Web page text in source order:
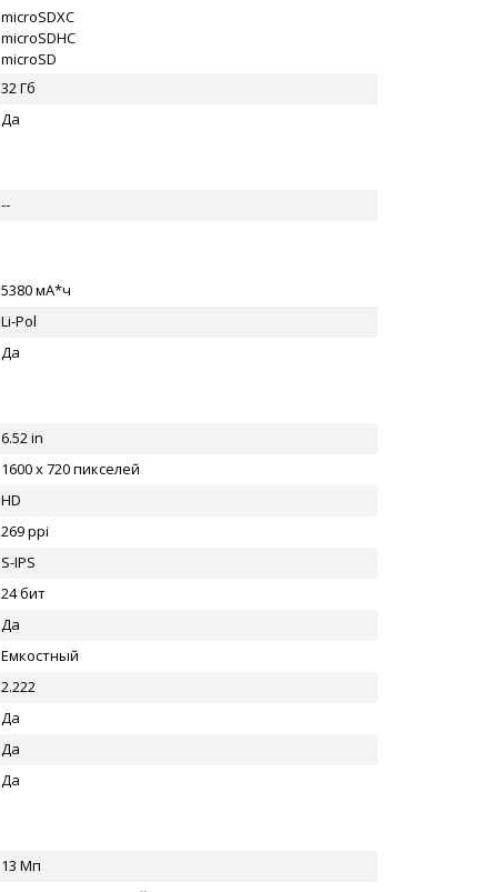
microSDXC
microSDHC
microSD
32 Гб
Да
--
5380 мА*ч
Li-Pol
Да
6.52 in
1600 x 720 пикселей
HD
269 ppi
S-IPS
24 бит
Да
Емкостный
2.222
Да
Да
Да
13 Мп